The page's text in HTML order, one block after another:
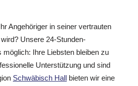
Angehöriger in seiner vertrauten
Unsere 24-Stunden-
möglich: Ihre Liebsten bleiben zu
Unterstützung und sind
Schwäbisch Hall bieten wir eine